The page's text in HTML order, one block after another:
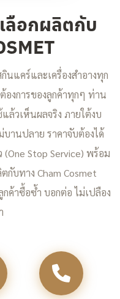
ลือกผลิตกับ
นแคร์และเครื่องสำอางทุก
งการของลูกค้าทุกๆ ท่าน
ล้วเห็นผลจริง ภายใต้งบ
านปลาย ราคาจับต้องได้
Stop Service) พร้อม
บทาง Cham Cosmet
ค้าซื้อซ้ำ บอกต่อ ไม่เปลือง